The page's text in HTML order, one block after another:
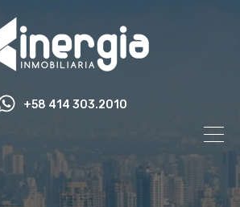
+58 414 303.2010